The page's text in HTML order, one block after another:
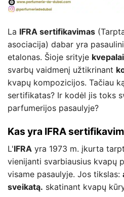
La IFRA sertifikavimas
asociacija) dabar yra
etalonas. Šioje srityje
svarbų vaidmenį užtikrinant
kvapų kompozicijos. Tačiau
sertifikatas? Ir kodėl jis toks
parfumerijos pasaulyje?
Kas yra IFRA
L'IFRA yra 1973 m. įkurta
vienijanti svarbiausius kvapų
visame pasaulyje. Jos tikslas:
sveikatą. skatinant kvapų